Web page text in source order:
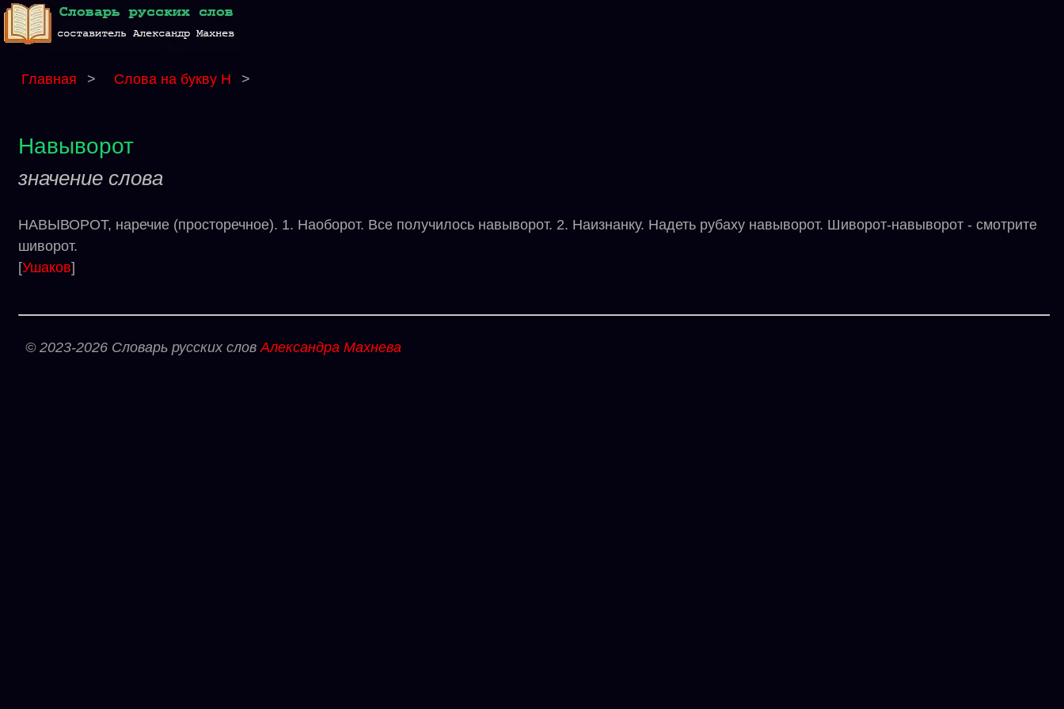
Главная > Слова на букву Н >
Навыворот
значение слова
НАВЫВОРОТ, наречие (просторечное). 1. Наоборот. Все получилось навыворот. 2. Наизнанку. Надеть рубаху навыворот. Шиворот-навыворот - смотрите
шиворот.
[Ушаков]
© 2023-2026 Словарь русских словАлександра Махнева